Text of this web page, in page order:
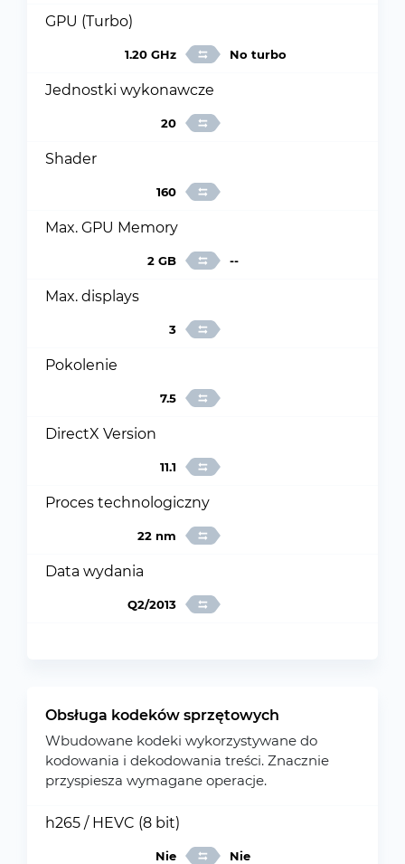
GPU (Turbo)
1.20 GHz No turbo
Jednostki wykonawcze
20
Shader
160
Max. GPU Memory
2 GB --
Max. displays
3
Pokolenie
7.5
DirectX Version
11.1
Proces technologiczny
22 nm
Data wydania
Q2/2013
Obsługa kodeków sprzętowych
Wbudowane kodeki wykorzystywane do
kodowania i dekodowania treści. Znacznie
przyspiesza wymagane operacje.
h265 / HEVC (8 bit)
Nie Nie